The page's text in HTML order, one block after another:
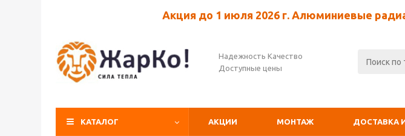
Акция до 1 июля 2026 г. Алюминиевые
Надежность Качество
Доступные цены
КАТАЛОГ АКЦИИ МОНТАЖ ДОСТАВКА